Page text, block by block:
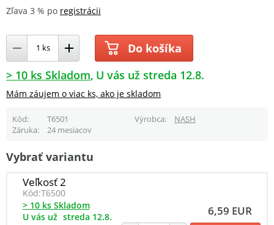
Zľava 3 % po registrácii
Do košíka
> 10 ks Skladom U vás už streda 12.8.
Mám záujem o viac ks, ako je skladom
Kód T6501 Výrobca
NASH
Záruka
24 mesiacov
Vybrať variantu
Veľkosť 2
Kód:T6500
6,59 EUR
> 10 ks Skladom
U vás už streda 12.8.